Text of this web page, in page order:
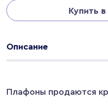
Купить
Описание
Плафоны продаются